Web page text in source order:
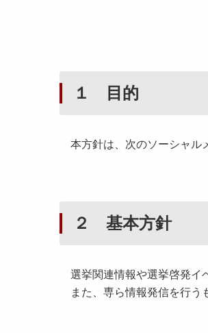
１ 目的
本方針は、次のソーシャル
２ 基本方針
選挙関連情報や選挙啓発イ
また、専ら情報発信を行う